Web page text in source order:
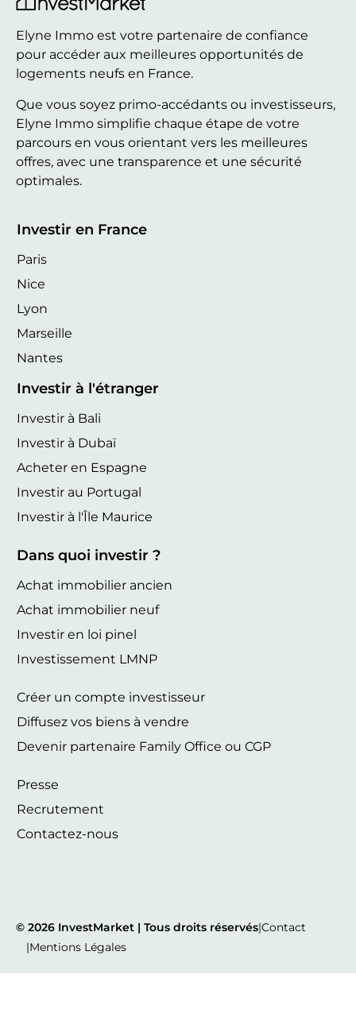
Elyne Immo est votre partenaire de confiance
pour accéder aux meilleures opportunités de
logements neufs en France.
Que vous soyez primo-accédants ou investisseurs,
Elyne Immo simplifie chaque étape de votre
parcours en vous orientant vers les meilleures
offres, avec une transparence et une sécurité
optimales.
Investir en France
Paris
Nice
Lyon
Marseille
Nantes
Investir à l'étranger
Investir à Bali
Investir à Dubaï
Acheter en Espagne
Investir au Portugal
Investir à l'Île Maurice
Dans quoi investir ?
Achat immobilier ancien
Achat immobilier neuf
Investir en loi pinel
Investissement LMNP
Créer un compte investisseur
Diffusez vos biens à vendre
Devenir partenaire Family Office ou CGP
Presse
Recrutement
Contactez-nous
© 2026 InvestMarket | Tous droits réservés|Contact
|Mentions Légales